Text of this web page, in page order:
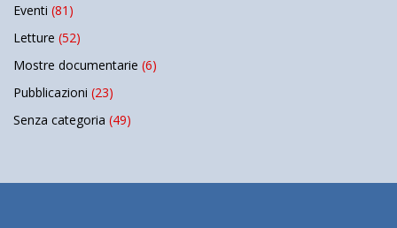
Eventi (81)
Letture (52)
Mostre documentarie (6)
Pubblicazioni (23)
Senza categoria (49)